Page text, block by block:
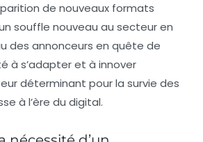
de nouveaux formats
souffle nouveau au secteur en
des annonceurs en quête de
à s’adapter et à innover
déterminant pour la survie des
à l’ère du digital.